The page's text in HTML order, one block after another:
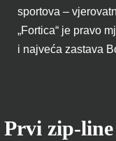
sportova –
„Fortica“ je pravo
i najveća zastava
Prvi zip-